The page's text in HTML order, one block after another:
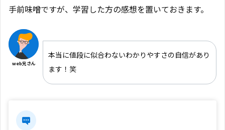
手前味噌ですが、学習した方の感想を置いておきます。
web兄さん
本当に値段に似合わないわかりやすさの自信があり
ます！笑